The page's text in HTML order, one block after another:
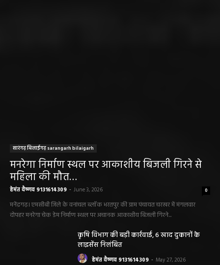
सारंगढ़ बिलाईगढ़ sarangarh bilaigarh
मनरेगा निर्माण स्थल पर आकाशीय बिजली गिरने से
महिला की मौत…
हेमंत वैष्णव 9131614309 - June 3, 2026 0
मनेंद्रगढ़। एमसीबी जिले के वनांचल ब्लॉक भरतपुर की ग्राम पंचायत चरखर में मंगलवार
दोपहर मनरेगा चेक डेम निर्माण स्थल पर अचानक आकाशीय बिजली गिरने...
कृषि विभाग की बड़ी कार्रवाई, 6 खाद दुकानों के
लाइसेंस निलंबित
हेमंत वैष्णव 9131614309 - May 27, 2026